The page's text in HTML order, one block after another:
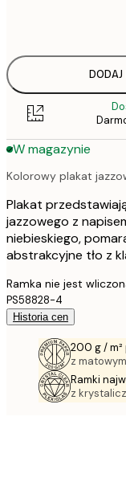
W magazynie
Kolorowy plakat
Plakat
jazzowego z
niebieskiego,
abstrakcyjne tło z
Ramka nie jest
PS58828-4
Historia cen
200 g / m²
z
Ramki
z